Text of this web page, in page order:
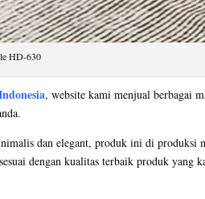
HD-630
, website kami menjual berbagai
dan elegant, produk ini di produksi
dengan kualitas terbaik produk yang